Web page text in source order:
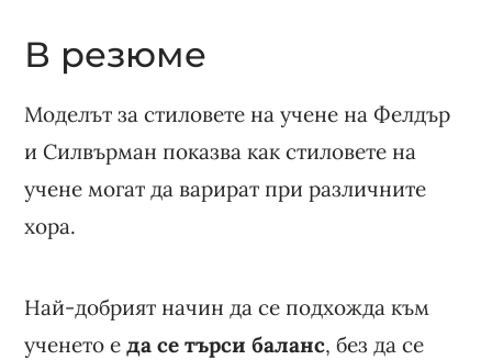
В резюме
Моделът за стиловете на учене на Фелдър
и Силвърман показва как стиловете на
учене могат да варират при различните
хора.
Най-добрият начин да се подхожда към
ученето еда се търси баланс, без да се